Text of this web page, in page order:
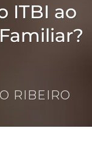
ITBI ao
RIBEIRO